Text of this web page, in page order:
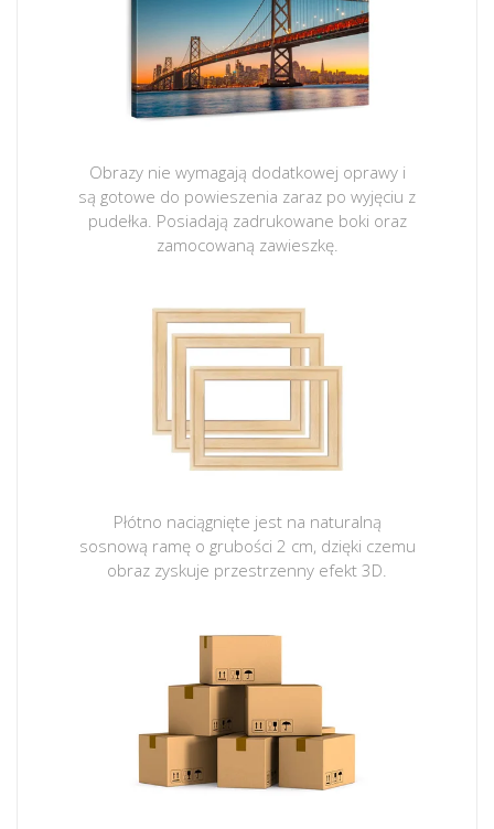
Obrazy nie wymagają dodatkowej oprawy i
są gotowe do powieszenia zaraz po wyjęciu z
pudełka. Posiadają zadrukowane boki oraz
zamocowaną zawieszkę.
Płótno naciągnięte jest na naturalną
sosnową ramę o grubości 2 cm, dzięki czemu
obraz zyskuje przestrzenny efekt 3D.